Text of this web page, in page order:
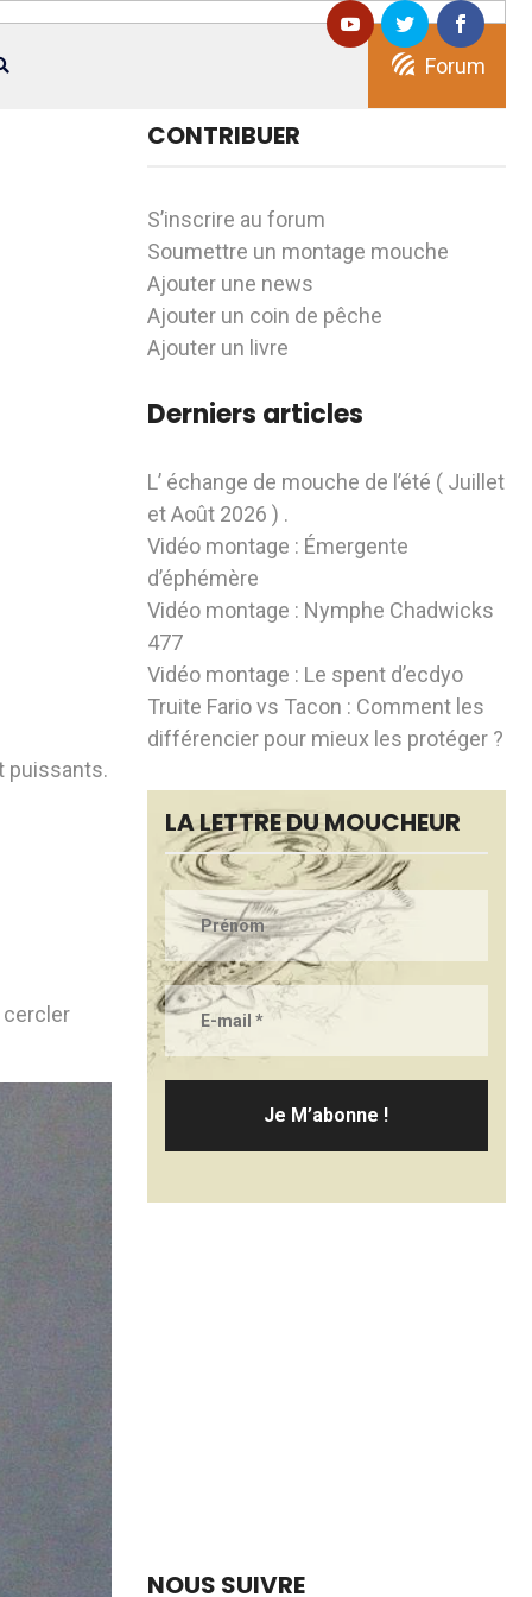
Forum
puissants.
cercler
CONTRIBUER
S’inscrire au forum
Soumettre un montage mouche
Ajouter une news
Ajouter un coin de pêche
Ajouter un livre
Derniers articles
L’ échange de mouche de l’été ( Juillet
et Août 2026 ) .
Vidéo montage : Émergente
d’éphémère
Vidéo montage : Nymphe Chadwicks
477
Vidéo montage : Le spent d’ecdyo
Truite Fario vs Tacon : Comment les
différencier pour mieux les protéger ?
LA LETTRE DU MOUCHEUR
NOUS SUIVRE